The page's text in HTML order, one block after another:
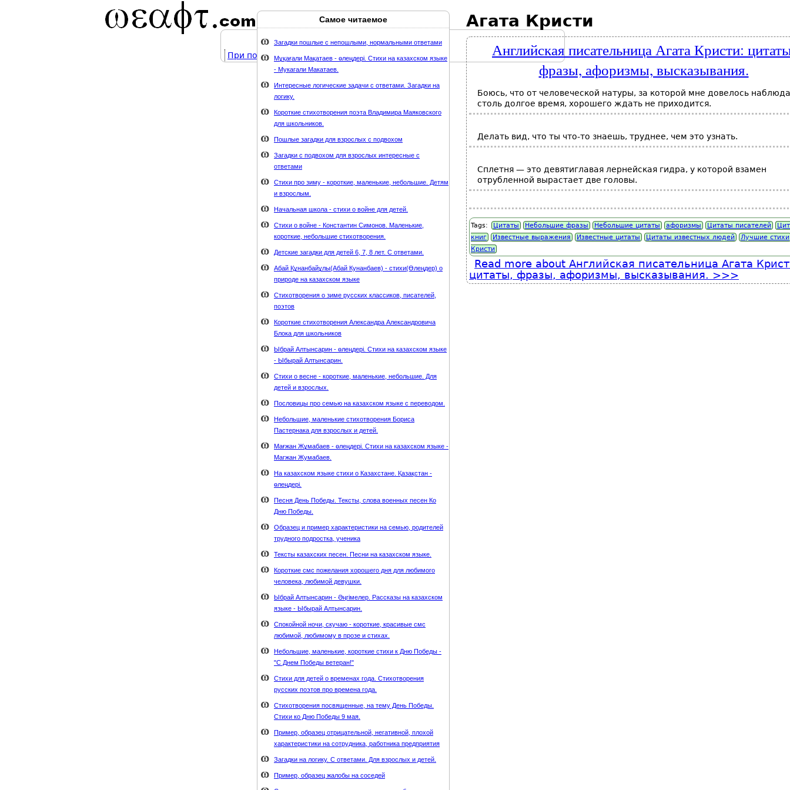
Агата Кристи
Английская писательница Агата Кристи:
фразы, афоризмы, высказывания.
Боюсь, что от человеческой натуры, за которой мне довелось
столь долгое время, хорошего ждать не приходится.
Делать вид, что ты что-то знаешь, труднее, чем это узнать.
Сплетня — это девятиглавая лернейская гидра, у которой взамен
отрубленной вырастает две головы.
Tags: Цитаты Небольшие фразы Небольшие цитаты афоризмы Цитаты писателей
книг
Известные выражения Известные цитаты Цитаты известных людей
Лучшие стихи
Кристи
Read more about Английская писательница Агата
цитаты, фразы, афоризмы, высказывания.
Самое читаемое
Загадки пошлые с непошлыми, нормальными ответами
Мұқағали Мақатаев - өлеңдері. Стихи на казахском языке
- Мукагали Макатаев.
Интересные логические задачи с ответами. Загадки на
логику.
Короткие стихотворения поэта Владимира Маяковского
для школьников.
Пошлые загадки для взрослых с подвохом
Загадки с подвохом для взрослых интересные с
ответами
Стихи про зиму - короткие, маленькие, небольшие. Детям
и взрослым.
Начальная школа - стихи о войне для детей.
Стихи о войне - Константин Симонов. Маленькие,
короткие, небольшие стихотворения.
Детские загадки для детей 6, 7, 8 лет. С ответами.
Абай Құнанбайұлы(Абай Кунанбаев) - стихи(Өлеңдер) о
природе на казахском языке
Стихотворения о зиме русских классиков, писателей,
поэтов
Короткие стихотворения Александра Александровича
Блока для школьников
Ыбрай Алтынсарин - өлеңдері. Стихи на казахском языке
- Ыбырай Алтынсарин.
Стихи о весне - короткие, маленькие, небольшие. Для
детей и взрослых.
Пословицы про семью на казахском языке с переводом.
Небольшие, маленькие стихотворения Бориса
Пастернака для взрослых и детей.
Мағжан Жұмабаев - өлеңдері. Стихи на казахском языке -
Магжан Жумабаев.
На казахском языке стихи о Казахстане. Қазақстан -
өлеңдері.
Песня День Победы. Тексты, слова военных песен Ко
Дню Победы.
Образец и пример характеристики на семью, родителей
трудного подростка, ученика
Тексты казахских песен. Песни на казахском языке.
Короткие смс пожелания хорошего дня для любимого
человека, любимой девушки.
Ыбрай Алтынсарин - Әңгімелер. Рассказы на казахском
языке - Ыбырай Алтынсарин.
Спокойной ночи, скучаю - короткие, красивые смс
любимой, любимому в прозе и стихах.
Небольшие, маленькие, короткие стихи к Дню Победы -
"С Днем Победы ветеран!"
Стихи для детей о временах года. Стихотворения
русских поэтов про времена года.
Стихотворения посвященные, на тему День Победы.
Стихи ко Дню Победы 9 мая.
Пример, образец отрицательной, негативной, плохой
характеристики на сотрудника, работника предприятия
Загадки на логику. С ответами. Для взрослых и детей.
Пример, образец жалобы на соседей
При поддержке стихи-классиков.ru